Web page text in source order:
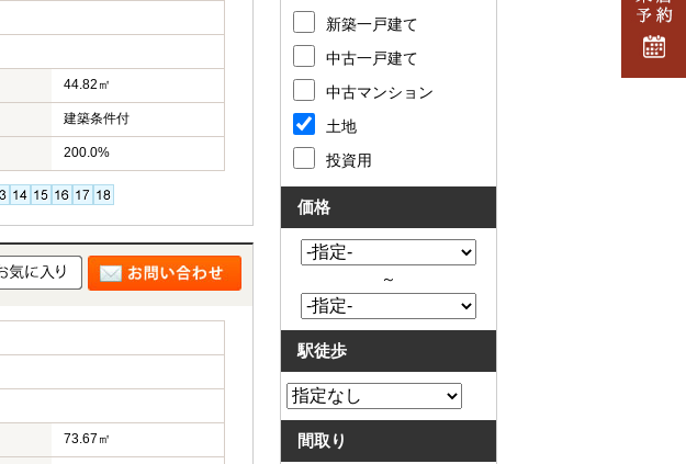
44.82㎡
建築条件付
200.0%
73.67㎡
新築一戸建て
中古一戸建て
中古マンション
土地
投資用
価格
～
駅徒歩
間取り